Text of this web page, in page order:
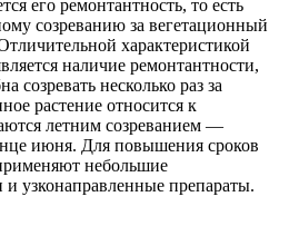
его ремонтантность, то есть
созреванию за вегетационный
характеристикой
наличие ремонтантности,
созревать несколько раз за
растение относится к
летним созреванием —
июня. Для повышения сроков
небольшие
и узконаправленные препараты.